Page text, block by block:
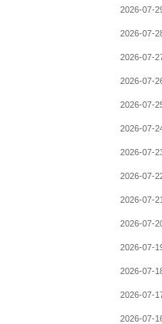
2026-07-
2026-07-
2026-07-
2026-07-
2026-07-
2026-07-
2026-07-
2026-07-
2026-07-21
2026-07-
2026-07-
2026-07-
2026-07-
2026-07-